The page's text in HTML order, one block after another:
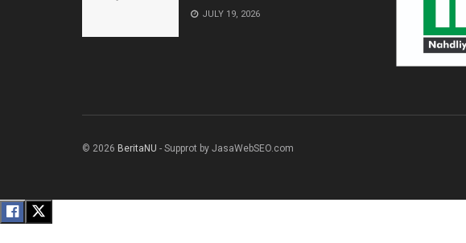
JULY 19, 2026
© 2026 BeritaNU - Supprot by JasaWebSEO.com